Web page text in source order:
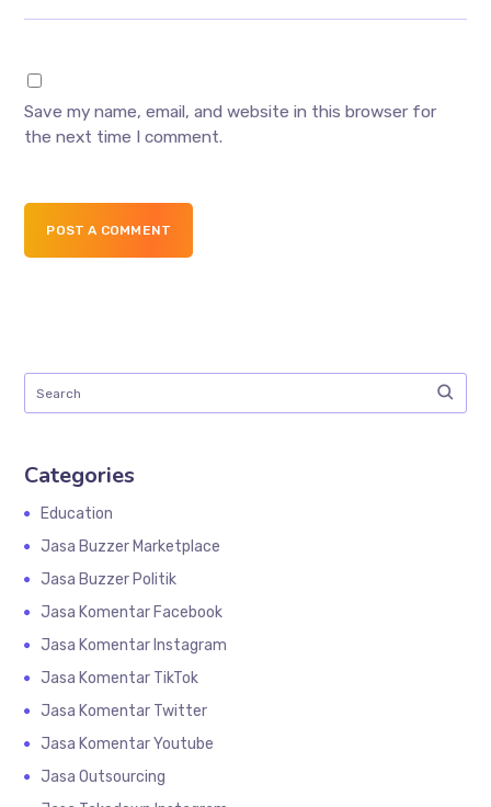
Save my name, email, and website in this browser for
the next time I comment.
POST A COMMENT
Categories
Education
Jasa Buzzer Marketplace
Jasa Buzzer Politik
Jasa Komentar Facebook
Jasa Komentar Instagram
Jasa Komentar TikTok
Jasa Komentar Twitter
Jasa Komentar Youtube
Jasa Outsourcing